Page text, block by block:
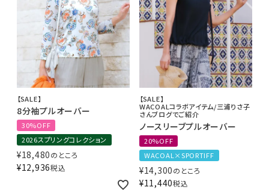
【SALE】
8分袖プルオーバー
30%OFF
2026スプリングコレクション
¥18,480のところ
¥12,936税込
【SALE】
WACOALコラボアイテム/三浦りさ子
さんブログでご紹介
ノースリーブプルオーバー
20%OFF
WACOAL×SPORTIFF
¥14,300のところ
¥11,440税込